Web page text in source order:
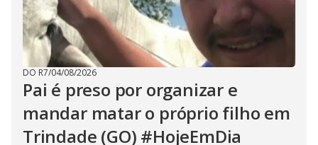
DO R7/04/08/2026
Pai é preso por organizar e
mandar matar o próprio filho em
Trindade (GO) #HojeEmDia